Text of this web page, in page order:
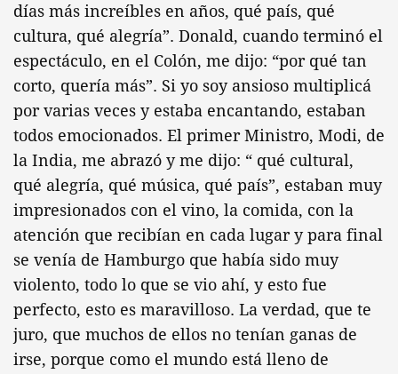
días más increíbles en años, qué país, qué
cultura, qué alegría”. Donald, cuando terminó el
espectáculo, en el Colón, me dijo: “por qué tan
corto, quería más”. Si yo soy ansioso multiplicá
por varias veces y estaba encantando, estaban
todos emocionados. El primer Ministro, Modi, de
la India, me abrazó y me dijo: “ qué cultural,
qué alegría, qué música, qué país”, estaban muy
impresionados con el vino, la comida, con la
atención que recibían en cada lugar y para final
se venía de Hamburgo que había sido muy
violento, todo lo que se vio ahí, y esto fue
perfecto, esto es maravilloso. La verdad, que te
juro, que muchos de ellos no tenían ganas de
irse, porque como el mundo está lleno de